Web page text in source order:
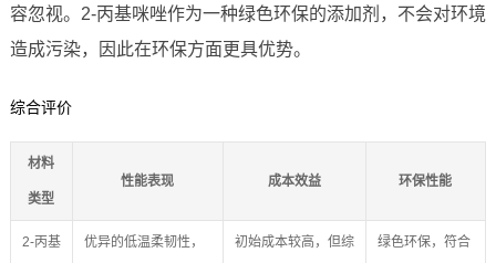
容忽视。2-丙基咪唑作为一种绿色环保的添加剂，不会对环境
造成污染，因此在环保方面更具优势。
综合评价
材料
类型
性能表现 成本效益 环保性能
2-丙基 优异的低温柔韧性， 初始成本较高，但综 绿色环保，符合